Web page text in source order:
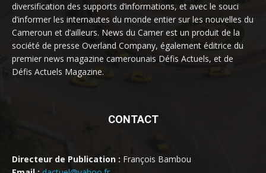
diversification des supports d’informations, et avec le souci
d’informer les internautes du monde entier sur les nouvelles du
Cameroun et d’ailleurs. News du Camer est un produit de la
société de presse Overland Company, également éditrice du
premier news magazine camerounais Défis Actuels, et de
Défis Actuels Magazine.
CONTACT
Directeur de Publication : François Bambou